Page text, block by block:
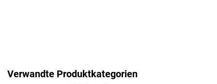
Verwandte Produktkategorien